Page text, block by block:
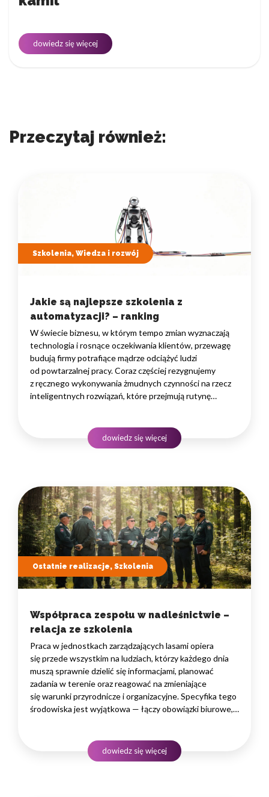
dowiedz się więcej
Przeczytaj również:
Szkolenia, Wiedza i rozwój
Jakie są najlepsze szkolenia z
automatyzacji? – ranking
W świecie biznesu, w którym tempo zmian wyznaczają
technologia i rosnące oczekiwania klientów, przewagę
budują firmy potrafiące mądrze odciążyć ludzi
od powtarzalnej pracy. Coraz częściej rezygnujemy
z ręcznego wykonywania żmudnych czynności na rzecz
inteligentnych rozwiązań, które przejmują rutynę
rozwojowego to decyzja strategiczna — wpływa
na wydajność zespołów,…
dowiedz się więcej
Ostatnie realizacje, Szkolenia
Współpraca zespołu w nadleśnictwie –
relacja ze szkolenia
Praca w jednostkach zarządzających lasami opiera
się przede wszystkim na ludziach, którzy każdego dnia
muszą sprawnie dzielić się informacjami, planować
zadania w terenie oraz reagować na zmieniające
się warunki przyrodnicze i organizacyjne. Specyfika tego
środowiska jest wyjątkowa — łączy obowiązki biurowe,
podejmowania decyzji. W takim środowisku
to nie pojedyncze kompetencje, lecz dobrze…
dowiedz się więcej